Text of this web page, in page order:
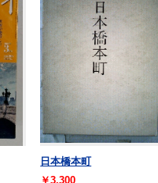
日本橋本町
￥3,300